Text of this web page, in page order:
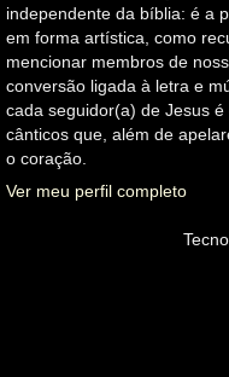
independente da bíblia: é a
em forma artística, como
mencionar membros de
conversão ligada à letra e
cada seguidor(a) de Jesus
cânticos que, além de
o coração.
Ver meu perfil completo